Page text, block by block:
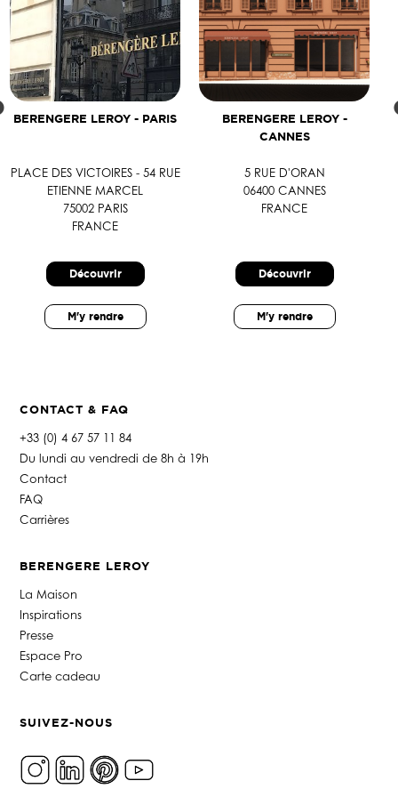
BERENGERE LEROY - PARIS
PLACE DES VICTOIRES - 54 RUE
ETIENNE MARCEL
75002 PARIS
FRANCE
Découvrir
M'y rendre
BERENGERE LEROY -
CANNES
5 RUE D'ORAN
06400 CANNES
FRANCE
Découvrir
M'y rendre
CONTACT & FAQ
+33 (0) 4 67 57 11 84
Du lundi au vendredi de 8h à 19h
Contact
FAQ
Carrières
BERENGERE LEROY
La Maison
Inspirations
Presse
Espace Pro
Carte cadeau
SUIVEZ-NOUS